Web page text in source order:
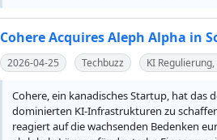
Cohere Acquires Aleph Alpha in
2026-04-25 Techbuzz KI
Cohere, ein kanadisches Startup, hat
dominierten KI-Infrastrukturen zu
reagiert auf die wachsenden Bedenken